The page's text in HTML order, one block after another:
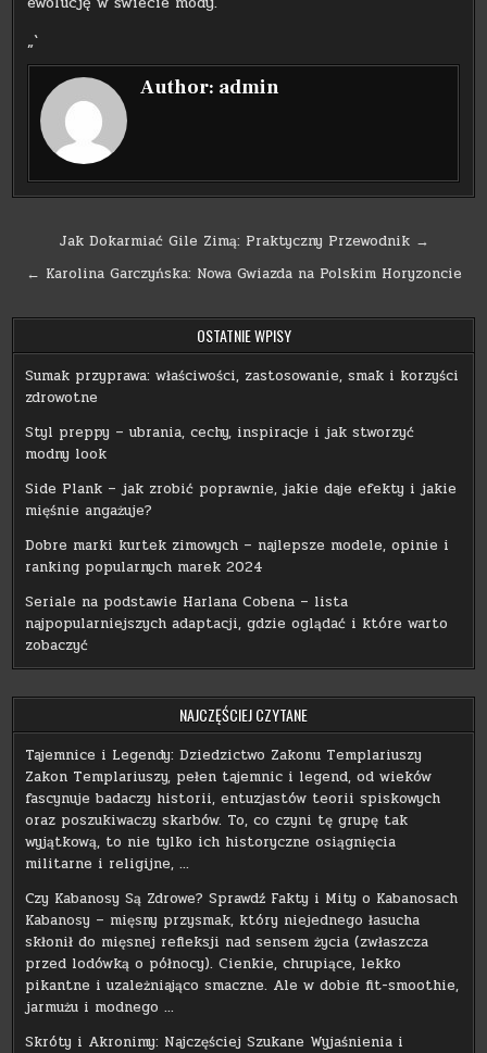
„`
Author: admin
Nawigacja
wpisu
Jak Dokarmiać Gile Zimą: Praktyczny Przewodnik →
← Karolina Garczyńska: Nowa Gwiazda na Polskim Horyzoncie
OSTATNIE WPISY
Sumak przyprawa: właściwości, zastosowanie, smak i korzyści
zdrowotne
Styl preppy – ubrania, cechy, inspiracje i jak stworzyć
modny look
Side Plank – jak zrobić poprawnie, jakie daje efekty i jakie
mięśnie angażuje?
Dobre marki kurtek zimowych – najlepsze modele, opinie i
ranking popularnych marek 2024
Seriale na podstawie Harlana Cobena – lista
najpopularniejszych adaptacji, gdzie oglądać i które warto
zobaczyć
NAJCZĘŚCIEJ CZYTANE
Tajemnice i Legendy: Dziedzictwo Zakonu Templariuszy
Zakon Templariuszy, pełen tajemnic i legend, od wieków
fascynuje badaczy historii, entuzjastów teorii spiskowych
oraz poszukiwaczy skarbów. To, co czyni tę grupę tak
wyjątkową, to nie tylko ich historyczne osiągnięcia
militarne i religijne, …
Czy Kabanosy Są Zdrowe? Sprawdź Fakty i Mity o Kabanosach
Kabanosy – mięsny przysmak, który niejednego łasucha
skłonił do mięsnej refleksji nad sensem życia (zwłaszcza
przed lodówką o północy). Cienkie, chrupiące, lekko
pikantne i uzależniająco smaczne. Ale w dobie fit-smoothie,
jarmużu i modnego …
Skróty i Akronimy: Najczęściej Szukane Wyjaśnienia i